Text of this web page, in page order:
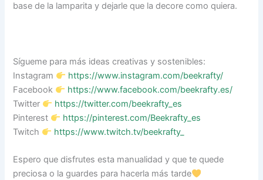
base de la lamparita y dejarle que la decore como quiera.
Sígueme para más ideas creativas y sostenibles:
Instagram
https://www.instagram.com/beekrafty/
Facebook
https://www.facebook.com/beekrafty.es/
Twitter
https://twitter.com/beekrafty_es
Pinterest
https://pinterest.com/Beekrafty_es
Twitch
https://www.twitch.tv/beekrafty_
Espero que disfrutes esta manualidad y que te quede
preciosa o la guardes para hacerla más tarde